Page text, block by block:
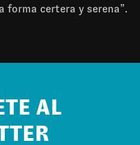
forma certera y serena”.
AL